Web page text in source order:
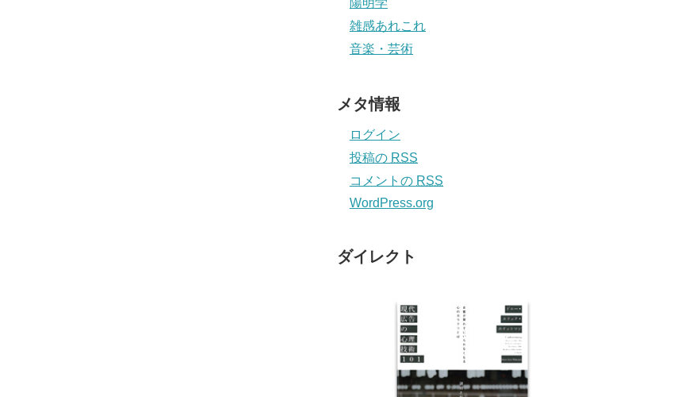
陽明学
雑感あれこれ
音楽・芸術
メタ情報
ログイン
投稿の RSS
コメントの RSS
WordPress.org
ダイレクト